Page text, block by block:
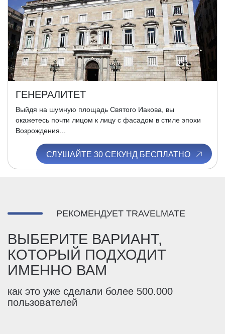
ГЕНЕРАЛИТЕТ
Выйдя на шумную площадь Святого Иакова, вы
окажетесь почти лицом к лицу с фасадом в стиле эпохи
Возрождения...
СЛУШАЙТЕ 30 СЕКУНД БЕСПЛАТНО
РЕКОМЕНДУЕТ TRAVELMATE
ВЫБЕРИТЕ ВАРИАНТ,
КОТОРЫЙ ПОДХОДИТ
ИМЕННО ВАМ
как это уже сделали более 500.000
пользователей